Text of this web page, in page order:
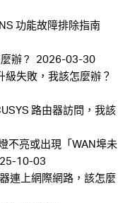
功能故障排除指南
辦 ? 2026-03-30
級失敗，我該怎麼辦？
路由器訪問，我該
不亮或出現「WAN埠未
10-03
連上網際網路，該怎麼